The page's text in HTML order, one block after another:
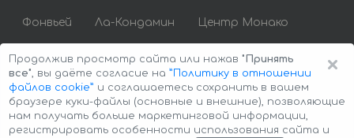
Фонвьей Ла-Кондамин Центр Монако
×
Продолжив просмотр сайта или нажав "Принять
все", вы даёте согласие на ”Политику в отношении
файлов cookie” и соглашаетесь сохранить в вашем
браузере куки-файлы (основные и внешние), позволяющие
нам получать больше маркетинговой информации,
регистрировать особенности использования сайта и